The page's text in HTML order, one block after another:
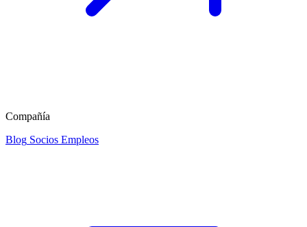
Compañía
Blog Socios Empleos